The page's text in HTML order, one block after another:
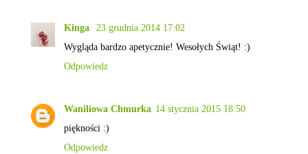
Kinga
23 grudnia 2014 17:02
Wygląda bardzo apetycznie! Wesołych Świąt! :)
Odpowiedz
Waniliowa Chmurka 14 stycznia 2015 18:50
piękności :)
Odpowiedz